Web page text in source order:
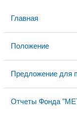
Главная
Положение
Предложение для
Отчеты Фонда